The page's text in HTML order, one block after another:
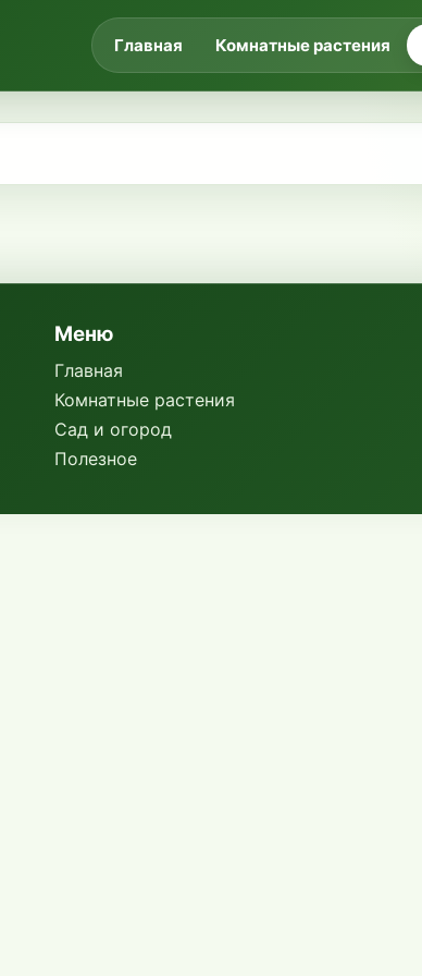
Главная Комнатные растения
Меню
Главная
Комнатные растения
Сад и огород
Полезное